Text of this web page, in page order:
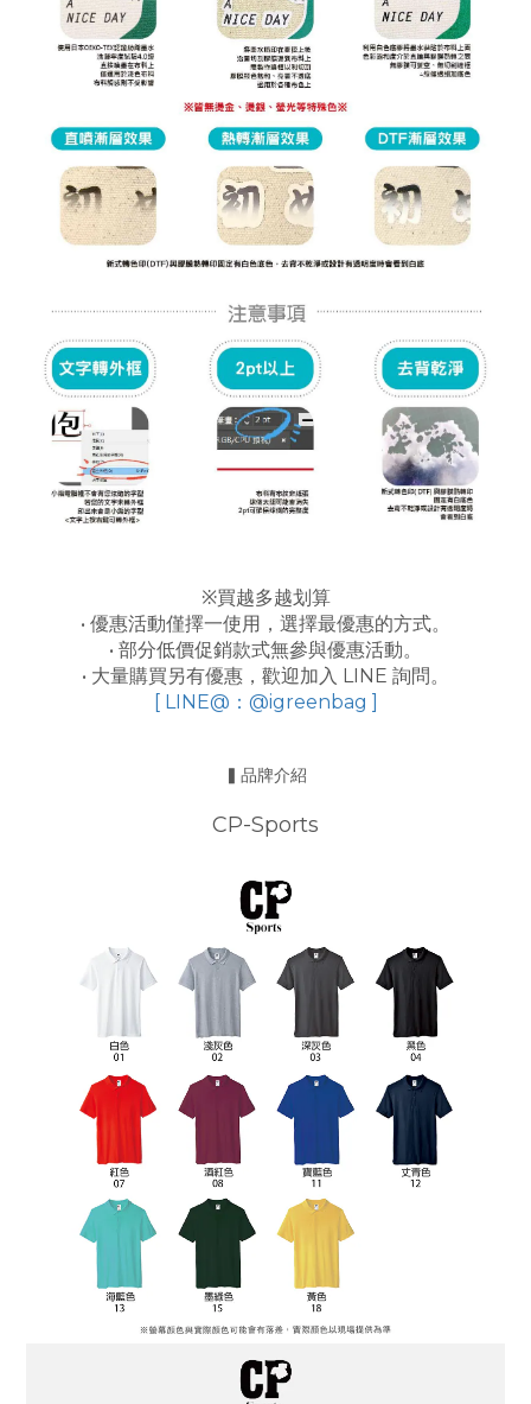
※買越多越划算
• 優惠活動僅擇一使用，選擇最優惠的方式。
• 部分低價促銷款式無參與優惠活動。
• 大量購買另有優惠，歡迎加入 LINE 詢問。
[ LINE@：@igreenbag ]
▍品牌介紹
CP-Sports